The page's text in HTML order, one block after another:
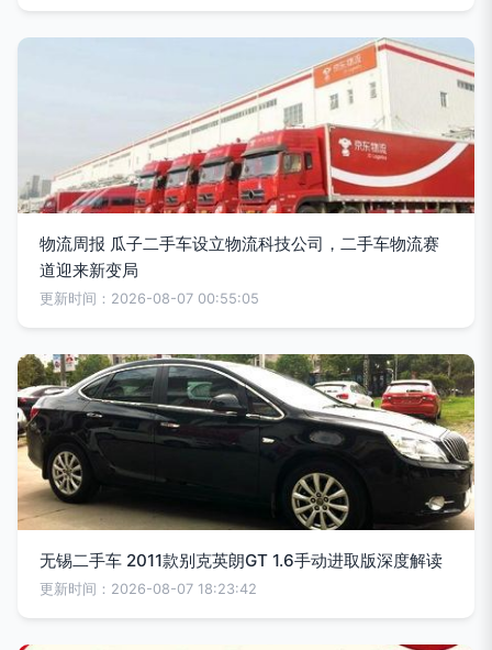
物流周报 瓜子二手车设立物流科技公司，二手车物流赛
道迎来新变局
更新时间：2026-08-07 00:55:05
无锡二手车 2011款别克英朗GT 1.6手动进取版深度解读
更新时间：2026-08-07 18:23:42